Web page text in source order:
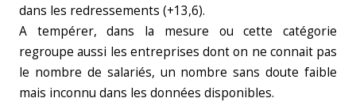
dans les redressements (+13,6).
A tempérer, dans la mesure ou cette catégorie
regroupe aussi les entreprises dont on ne connait pas
le nombre de salariés, un nombre sans doute faible
mais inconnu dans les données disponibles.